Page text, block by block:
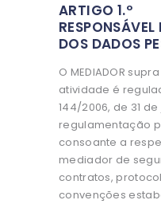
ARTIGO 1.º
DOS DADOS
O MEDIADOR
atividade é
144/2006, de 31
regulamentação
consoante a
mediador de
contratos,
convenções